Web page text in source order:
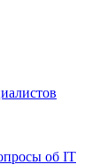
об IT